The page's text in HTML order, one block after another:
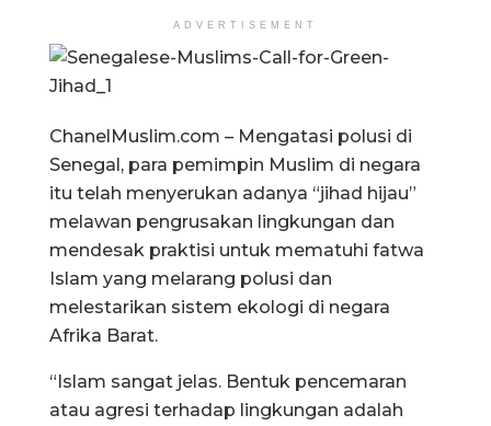
ADVERTISEMENT
ChanelMuslim.com – Mengatasi polusi di
Senegal, para pemimpin Muslim di negara
itu telah menyerukan adanya “jihad hijau”
melawan pengrusakan lingkungan dan
mendesak praktisi untuk mematuhi fatwa
Islam yang melarang polusi dan
melestarikan sistem ekologi di negara
Afrika Barat.
“Islam sangat jelas. Bentuk pencemaran
atau agresi terhadap lingkungan adalah